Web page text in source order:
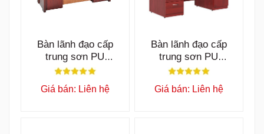
Bàn lãnh đạo cấp
trung sơn PU
ET1600F
Giá bán: Liên hệ
Bàn lãnh đạo cấp
trung sơn PU
ET1600L
Giá bán: Liên hệ